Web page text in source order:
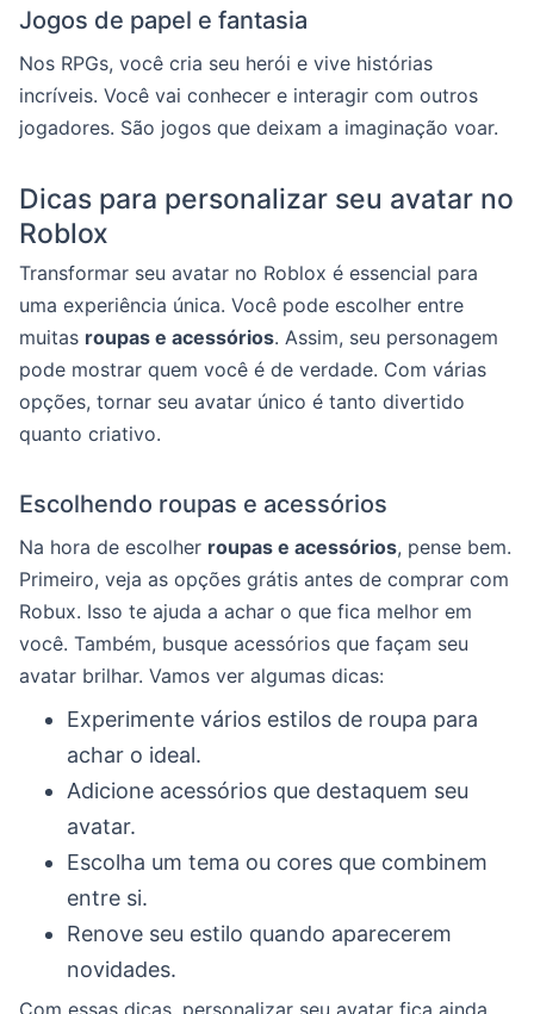
Jogos de papel e fantasia
Nos RPGs, você cria seu herói e vive histórias
incríveis. Você vai conhecer e interagir com outros
jogadores. São jogos que deixam a imaginação voar.
Dicas para personalizar seu avatar no
Roblox
Transformar seu avatar no Roblox é essencial para
uma experiência única. Você pode escolher entre
muitas roupas e acessórios. Assim, seu personagem
pode mostrar quem você é de verdade. Com várias
opções, tornar seu avatar único é tanto divertido
quanto criativo.
Escolhendo roupas e acessórios
Na hora de escolher roupas e acessórios, pense bem.
Primeiro, veja as opções grátis antes de comprar com
Robux. Isso te ajuda a achar o que fica melhor em
você. Também, busque acessórios que façam seu
avatar brilhar. Vamos ver algumas dicas:
Experimente vários estilos de roupa para
achar o ideal.
Adicione acessórios que destaquem seu
avatar.
Escolha um tema ou cores que combinem
entre si.
Renove seu estilo quando aparecerem
novidades.
Com essas dicas, personalizar seu avatar fica ainda